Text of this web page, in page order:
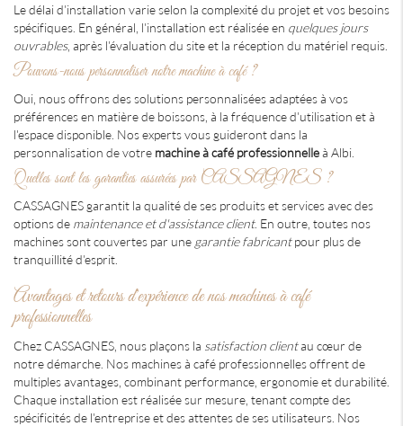
Le délai d'installation varie selon la complexité du projet et vos besoins
spécifiques. En général, l'installation est réalisée en quelques jours
ouvrables, après l'évaluation du site et la réception du matériel requis.
Pouvons-nous personnaliser notre machine à café ?
Oui, nous offrons des solutions personnalisées adaptées à vos
préférences en matière de boissons, à la fréquence d'utilisation et à
l'espace disponible. Nos experts vous guideront dans la
personnalisation de votre machine à café professionnelleà Albi.
Quelles sont les garanties assurées par CASSAGNES ?
CASSAGNES garantit la qualité de ses produits et services avec des
options de maintenance et d'assistance client. En outre, toutes nos
machines sont couvertes par une garantie fabricantpour plus de
tranquillité d'esprit.
Avantages et retours d'expérience de nos machines à café
professionnelles
Chez CASSAGNES, nous plaçons la satisfaction clientau cœur de
notre démarche. Nos machines à café professionnelles offrent de
multiples avantages, combinant performance, ergonomie et durabilité.
Chaque installation est réalisée sur mesure, tenant compte des
spécificités de l'entreprise et des attentes de ses utilisateurs. Nos